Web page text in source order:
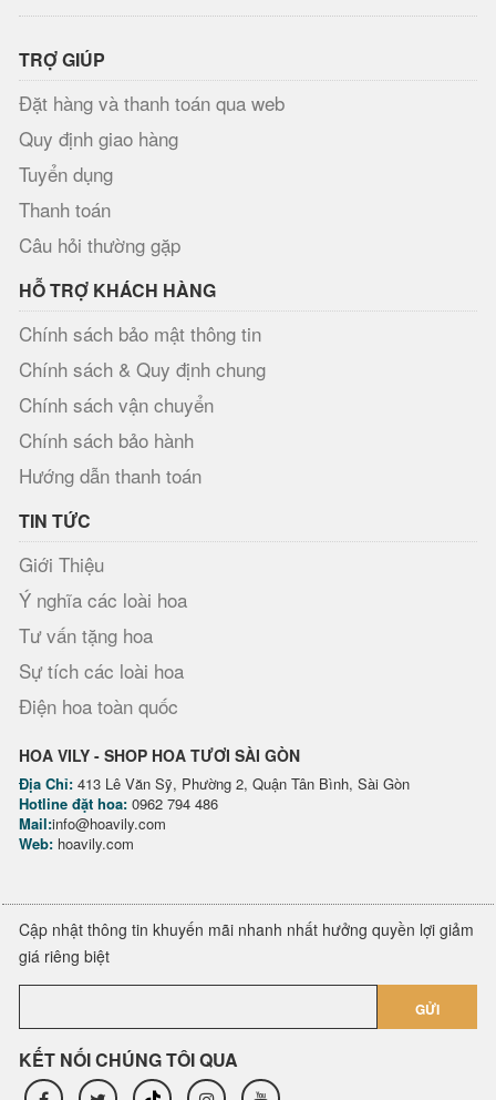
TRỢ GIÚP
Đặt hàng và thanh toán qua web
Quy định giao hàng
Tuyển dụng
Thanh toán
Câu hỏi thường gặp
HỖ TRỢ KHÁCH HÀNG
Chính sách bảo mật thông tin
Chính sách & Quy định chung
Chính sách vận chuyển
Chính sách bảo hành
Hướng dẫn thanh toán
TIN TỨC
Giới Thiệu
Ý nghĩa các loài hoa
Tư vấn tặng hoa
Sự tích các loài hoa
Điện hoa toàn quốc
HOA VILY - SHOP HOA TƯƠI SÀI GÒN
Địa Chỉ: 413 Lê Văn Sỹ, Phường 2, Quận Tân Bình, Sài Gòn
Hotline đặt hoa: 0962 794 486
Mail:info@hoavily.com
Web: hoavily.com
Cập nhật thông tin khuyến mãi nhanh nhất hưởng quyền lợi giảm
giá riêng biệt
GỬI
KẾT NỐI CHÚNG TÔI QUA